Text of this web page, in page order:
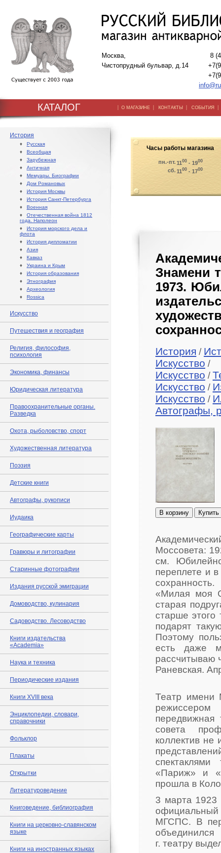
Москва,
Чистопрудный бульвар, д.14
8
КАТАЛОГ | О МАГАЗИНЕ | КОНТАКТЫ | СОБЫТИЯ
История
♦ Русская
♦ Всеобщая
♦ Зарубежная
♦ Античная
♦ Мемуары. Биографии
♦ Дом Романовых
♦ История Москвы
♦ История Санкт-Петербурга
♦ Военная
♦ Отечественная война 1812
года. Наполеон
♦ История морского дела и
флота
♦ История дипломатии
♦ Азия
♦ Кавказ
♦ Украина и Крым
♦ История образования
♦ Этнография
♦ Археология
♦ Rossica
Искусство
Путешествия и география
Религия, философия,
психология
Экономика, финансы
Юридическая литература
Правоохранительные органы.
Разведка
Охота, рыболовство, спорт
Художественная литература
Поэзия
Детские книги
Автографы, рукописи
Иудаика
Географические карты
Гравюры и литографии
Старинные фотографии
Издания русской эмиграции
Домоводство, кулинария
Садоводство. Лесоводство
Книги издательства
«Academia»
Наука и техника
Периодические издания
Книги XVIII века
Энциклопедии, словари,
справочники
Фольклор
Плакаты
Открытки
Литературоведение
Книговедение, библиография
Книги на церковно-славянском
языке
Книги на иностранных языках
Часы работы магазина
пн.-пт.1100 - 1900
сб.1100 - 1700
Знамени
1973.
История /
Искусство /
Искусство /
Искусство /
Искусство /
Автографы,
В корзину Купить
Моссовета:
см.
переплете и
«Милая моя
старая
старше
подарят
Поэтому
есть даже
рассчитываю
Раневская.
Театр имени
передвижная
совета
коллектив не
«Париж» и
прошла в
3 марта 1923
МГСПС. В
г. театру